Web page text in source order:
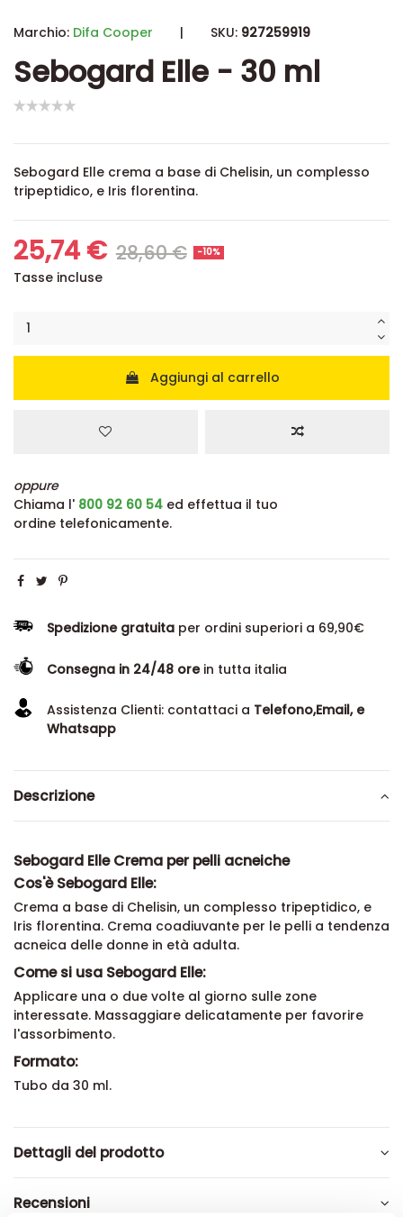
Marchio: Difa Cooper | SKU: 927259919
Sebogard Elle - 30 ml
Sebogard Elle crema a base di Chelisin, un complesso
tripeptidico, e Iris florentina.
25,74 € 28,60 € -10%
Tasse incluse
Aggiungi al carrello
oppure
Chiama l' 800 92 60 54 ed effettua il tuo
ordine telefonicamente.
Spedizione gratuita per ordini superiori a 69,90€
Consegna in 24/48 orein tutta italia
Assistenza Clienti: contattaci a Telefono,Email, e
Whatsapp
Descrizione
Sebogard Elle Crema per pelli acneiche
Cos'è Sebogard Elle:
Crema a base di Chelisin, un complesso tripeptidico, e
Iris florentina. Crema coadiuvante per le pelli a tendenza
acneica delle donne in età adulta.
Come si usa Sebogard Elle:
Applicare una o due volte al giorno sulle zone
interessate. Massaggiare delicatamente per favorire
l'assorbimento.
Formato:
Tubo da 30 ml.
Dettagli del prodotto
Recensioni